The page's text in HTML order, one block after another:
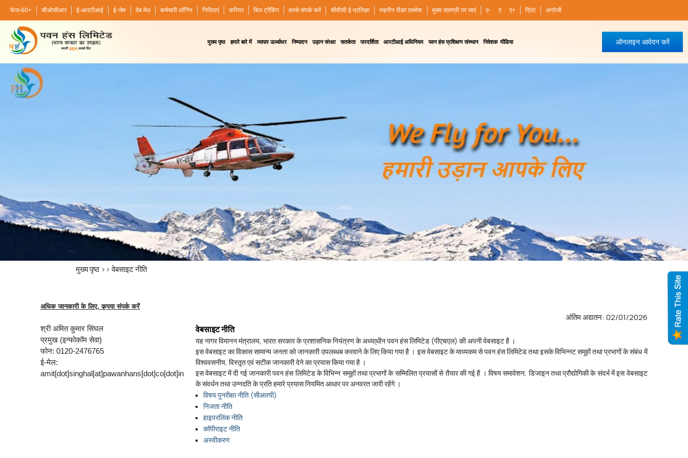
फेज-60+ सीओसीआर ई-आरटीआई ई-जेम वेब मेल कर्मचारी लॉगिन निविदाएं करियर बिल ट्रैकिंग हमसे संपर्क करें सीवीसी ई-प्रतिज्ञा स्क्रीन रीडर एक्सेस मुख्य सामग्री पर जाएं ए- ए ए+ प्रिंट अंग्रेजी
ऑनलाइन आवेदन करें
मुख्य पृष्ठ हमारे बारे में व्यापार ऊर्ध्वाधर निष्पादन उड़ान संरक्षा सतर्कता पारदर्शिता आरटीआई अधिनियम पवन हंस प्रशिक्षण संस्थान निवेशक मीडिया
मुख्य पृष्ठ >>वेबसाइट नीति
अधिक जानकारी के लिए, कृपया संपर्क करें
श्री अमित कुमार सिंघल
प्रमुख (इन्फोकॉम सेवा)
फोन: 0120-2476765
ई-मेल:
amit[dot]singhal[at]pawanhans[dot]co[dot]in
अंतिम अद्यतन: 02/01/2026
वेबसाइट नीति
यह नागर विमानन मंत्रालय, भारत सरकार के प्रशासनिक नियंत्रण के अध्या्धीन पवन हंस लिमिटेड (पीएचएल) की अपनी वेबसाइट है ।
इस वेबसाइट का विकास सामान्य जनता को जानकारी उपलब्धब करवाने के लिए किया गया है । इस वेबसाइट के माध्यकम से पवन हंस लिमिटेड तथा इसके विभिन्नट समूहों तथा प्रभागों के संबंध में
विश्ववसनीय, विस्तृ्त एवं सटीक जानकारी देने का प्रयास किया गया है ।
इस वेबसाइट में दी गई जानकारी पवन हंस लिमिटेड के विभिन्न समूहों तथा प्रभागों के सम्मिलित प्रयासों से तैयार की गई है । विषय समावेशन, डिजाइन तथा प्रौद्योगिकी के संदर्भ में इस वेबसाइट
के संवर्धन तथा उन्नदति के प्रति हमारे प्रयास नियमित आधार पर अनवरत जारी रहेंगे ।
विषय पुनरीक्षा नीति (सीआरपी)
निजता नीति
हाइपरलिंक नीति
कॉपीराइट नीति
अस्वीकरण